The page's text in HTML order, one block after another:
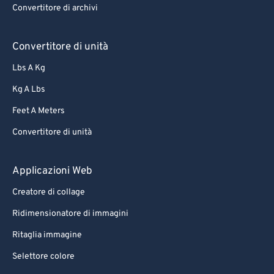
Convertitore di archivi
Convertitore di unità
Lbs A Kg
Kg A Lbs
Feet A Meters
Convertitore di unità
Applicazioni Web
Creatore di collage
Ridimensionatore di immagini
Ritaglia immagine
Selettore colore